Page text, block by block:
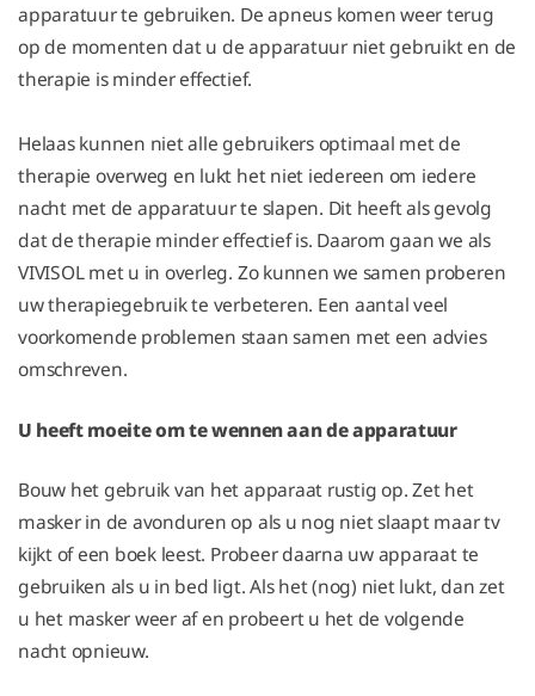
apparatuur te gebruiken. De apneus komen weer terug
op de momenten dat u de apparatuur niet gebruikt en de
therapie is minder effectief.
Helaas kunnen niet alle gebruikers optimaal met de
therapie overweg en lukt het niet iedereen om iedere
nacht met de apparatuur te slapen. Dit heeft als gevolg
dat de therapie minder effectief is. Daarom gaan we als
VIVISOL met u in overleg. Zo kunnen we samen proberen
uw therapiegebruik te verbeteren. Een aantal veel
voorkomende problemen staan samen met een advies
omschreven.
U heeft moeite om te wennen aan de apparatuur
Bouw het gebruik van het apparaat rustig op. Zet het
masker in de avonduren op als u nog niet slaapt maar tv
kijkt of een boek leest. Probeer daarna uw apparaat te
gebruiken als u in bed ligt. Als het (nog) niet lukt, dan zet
u het masker weer af en probeert u het de volgende
nacht opnieuw.